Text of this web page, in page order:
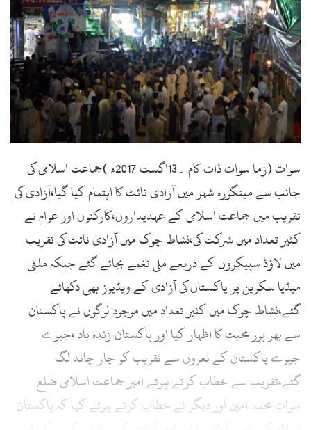
d
a
n
e
m
a
i
l
سوات (زما سوات ڈاٹ کام ۔13اگست 2017ء )جماعت اسلامی کی
جانب سے مینگورہ شہر میں آزادی نائٹ کا اہتمام کیا گیا،آزادی کی
تقریب میں جماعت اسلامی کے عہدیداروں،کارکنوں اور عوام نے
کثیر تعداد میں شرکت کی،نشاط چوک میں آزادی نائٹ کی تقریب
میں لاؤڈ سپیکروں کے ذریعے ملی نغمے بجائے گئے جبکہ ملٹی
میڈیا سکرین پر پاکستان کی آزادی کے ویڈیوز بھی دکھائے
گئے،نشاط چوک میں کثیر تعداد میں موجود لوگوں نے پاکستان
سے بھر پور محبت کا اظہار کیا اور پاکستان زندہ باد ،جیوے
جیوے پاکستان کے نعروں سے تقریب کو چار چاند لگ
گئے،تقریب سے خطاب کرتے ہوئے امیر جماعت اسلامی ضلع
سوات محمد امین اور دیگر نے خطاب کرتے ہوئے کہا کہ پاکستان